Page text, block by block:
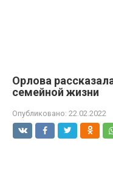
Орлова
семейной жизни
Опубликовано: 22.02.2022